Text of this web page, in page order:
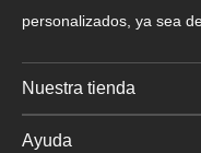
personalizados, ya sea
Nuestra tienda
Ayuda